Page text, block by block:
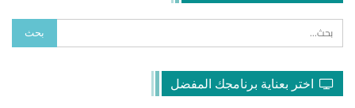
اختر بعناية برنامجك المفضل